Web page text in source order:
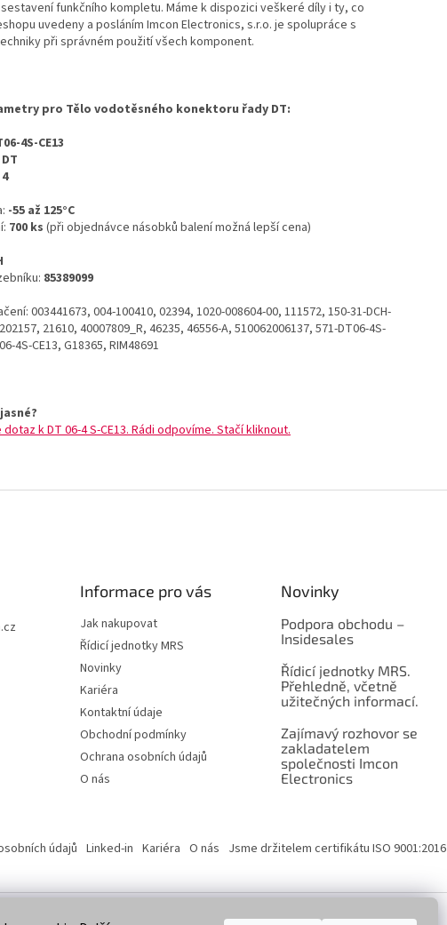
funkčního kompletu. Máme k dispozici veškeré díly i ty, co
uvedeny a posláním Imcon Electronics, s.r.o. je spolupráce s
při správném použití všech komponent.
pro Tělo vodotěsného konektoru řady DT:
4S-CE13
4
-55 až 125°C
700 ks (při objednávce násobků balení možná lepší cena)
85389099
003441673, 004-100410, 02394, 1020-008604-00, 111572, 150-31-DCH-
21610, 40007809_R, 46235, 46556-A, 510062006137, 571-DT06-4S-
4S-CE13, G18365, RIM48691
k DT 06-4 S-CE13. Rádi odpovíme. Stačí kliknout.
Informace pro vás
Jak nakupovat
Řídicí jednotky MRS
Novinky
Kariéra
Kontaktní údaje
Obchodní podmínky
Ochrana osobních údajů
O nás
Novinky
Podpora obchodu –
Insidesales
Řídicí jednotky MRS.
Přehledně, včetně
užitečných informací.
Zajímavý rozhovor se
zakladatelem
společnosti Imcon
Electronics
údajů Linked-in Kariéra O nás Jsme držitelem certifikátu ISO 9001:2016